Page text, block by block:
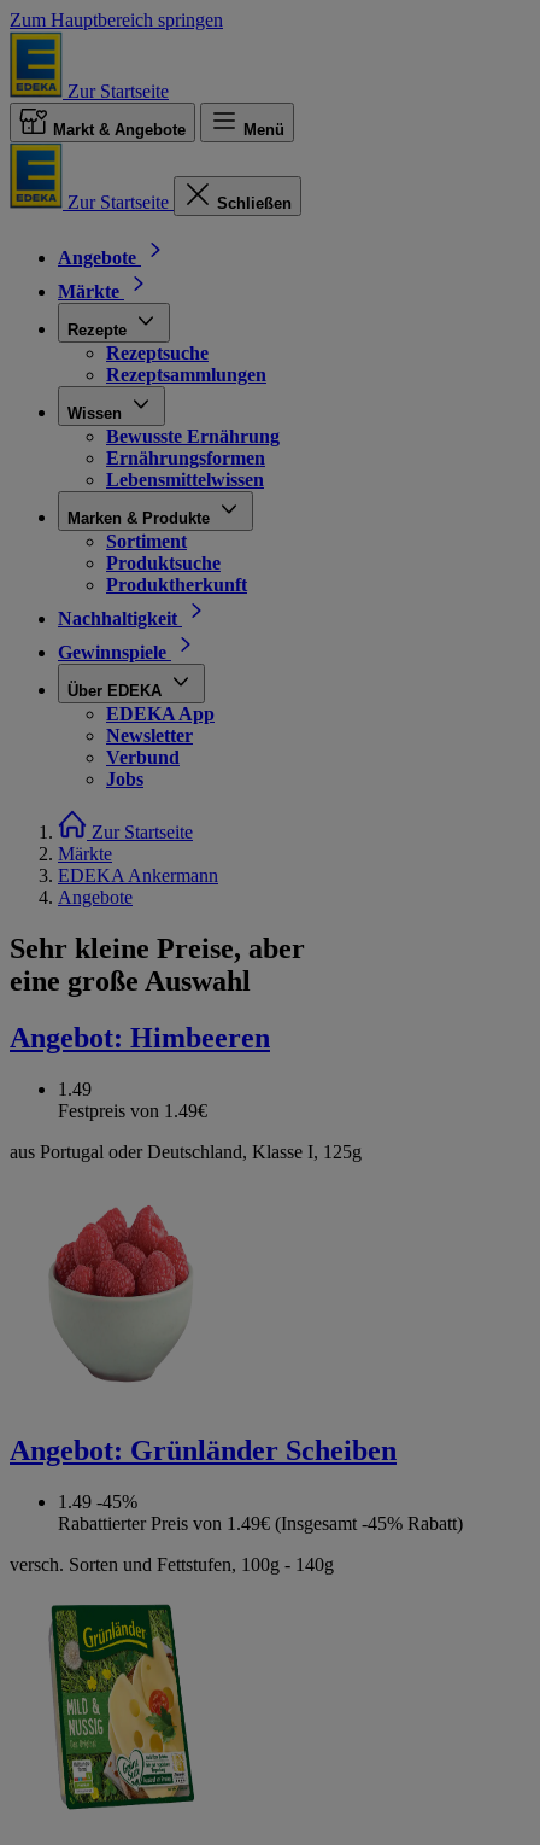
Zum Hauptbereich springen
Zur Startseite
Markt & Angebote Menü
Zur Startseite Schließen
Angebote
Märkte
Rezepte
Rezeptsuche
Rezeptsammlungen
Wissen
Bewusste Ernährung
Ernährungsformen
Lebensmittelwissen
Marken & Produkte
Sortiment
Produktsuche
Produktherkunft
Nachhaltigkeit
Gewinnspiele
Über EDEKA
EDEKA App
Newsletter
Verbund
Jobs
Zur Startseite
Märkte
EDEKA Ankermann
Angebote
Sehr kleine Preise, aber
eine große Auswahl
Angebot: Himbeeren
1.49
Festpreis von 1.49€
aus Portugal oder Deutschland, Klasse I, 125g
Angebot: Grünländer Scheiben
1.49 -45%
Rabattierter Preis von 1.49€ (Insgesamt -45% Rabatt)
versch. Sorten und Fettstufen, 100g - 140g